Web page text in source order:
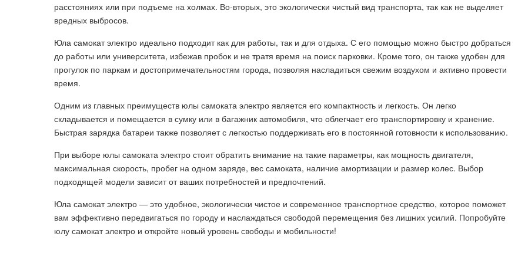
расстояниях или при подъеме на холмах. Во-вторых, это экологически чистый вид транспорта, так как не выделяет
вредных выбросов.
Юла самокат электро идеально подходит как для работы, так и для отдыха. С его помощью можно быстро добраться
до работы или университета, избежав пробок и не тратя время на поиск парковки. Кроме того, он также удобен для
прогулок по паркам и достопримечательностям города, позволяя насладиться свежим воздухом и активно провести
время.
Одним из главных преимуществ юлы самоката электро является его компактность и легкость. Он легко
складывается и помещается в сумку или в багажник автомобиля, что облегчает его транспортировку и хранение.
Быстрая зарядка батареи также позволяет с легкостью поддерживать его в постоянной готовности к использованию.
При выборе юлы самоката электро стоит обратить внимание на такие параметры, как мощность двигателя,
максимальная скорость, пробег на одном заряде, вес самоката, наличие амортизации и размер колес. Выбор
подходящей модели зависит от ваших потребностей и предпочтений.
Юла самокат электро — это удобное, экологически чистое и современное транспортное средство, которое поможет
вам эффективно передвигаться по городу и наслаждаться свободой перемещения без лишних усилий. Попробуйте
юлу самокат электро и откройте новый уровень свободы и мобильности!